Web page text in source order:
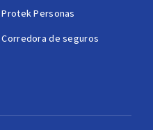
Protek Personas
Corredora de seguros